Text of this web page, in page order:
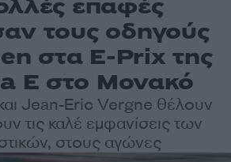
επαφές
τους οδηγούς
στα E-Prix της
E στο Μονακό
Jean-Eric Vergne θέλουν
τις καλέ εμφανίσεις των
στους αγώνες